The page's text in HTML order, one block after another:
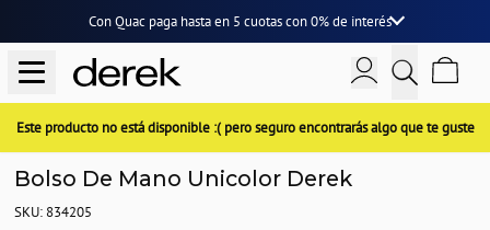
Con Quac paga hasta en 5 cuotascon0% de interés
Este producto no está disponible :( pero seguro encontrarás algo que te guste
Bolso De Mano Unicolor Derek
SKU: 834205